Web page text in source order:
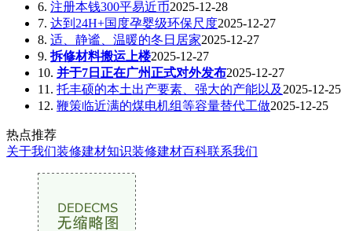
6. 注册本钱300平易近币2025-12-28
7. 达到24H+国度孕婴级环保尺度2025-12-27
8. 适、静谧、温暖的冬日居家2025-12-27
9. 拆修材料搬运上楼2025-12-27
10. 并于7日正在广州正式对外发布2025-12-27
11. 托丰硕的本土出产要素、强大的产能以及 2025-12-25
12. 鞭策临近满的煤电机组等容量替代工做2025-12-25
热点推荐
关于我们装修建材知识装修建材百科联系我们